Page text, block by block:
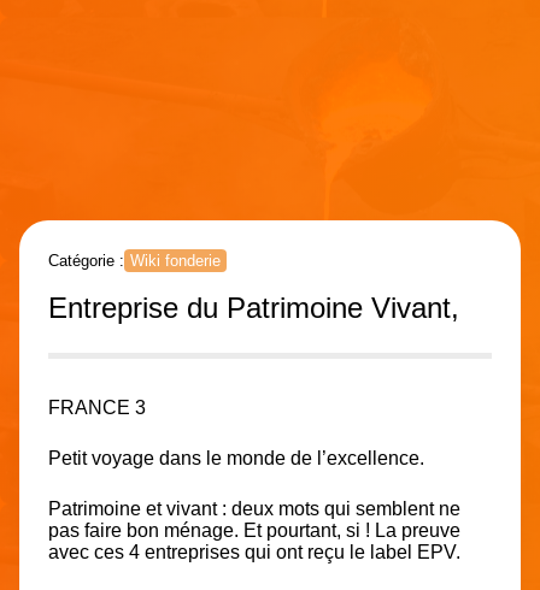
Catégorie : Wiki fonderie
Entreprise du Patrimoine Vivant,
FRANCE 3
Petit voyage dans le monde de l’excellence.
Patrimoine et vivant : deux mots qui semblent ne
pas faire bon ménage. Et pourtant, si ! La preuve
avec ces 4 entreprises qui ont reçu le label EPV.